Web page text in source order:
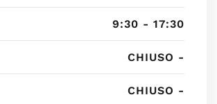
9:30 - 17:30
CHIUSO -
CHIUSO -